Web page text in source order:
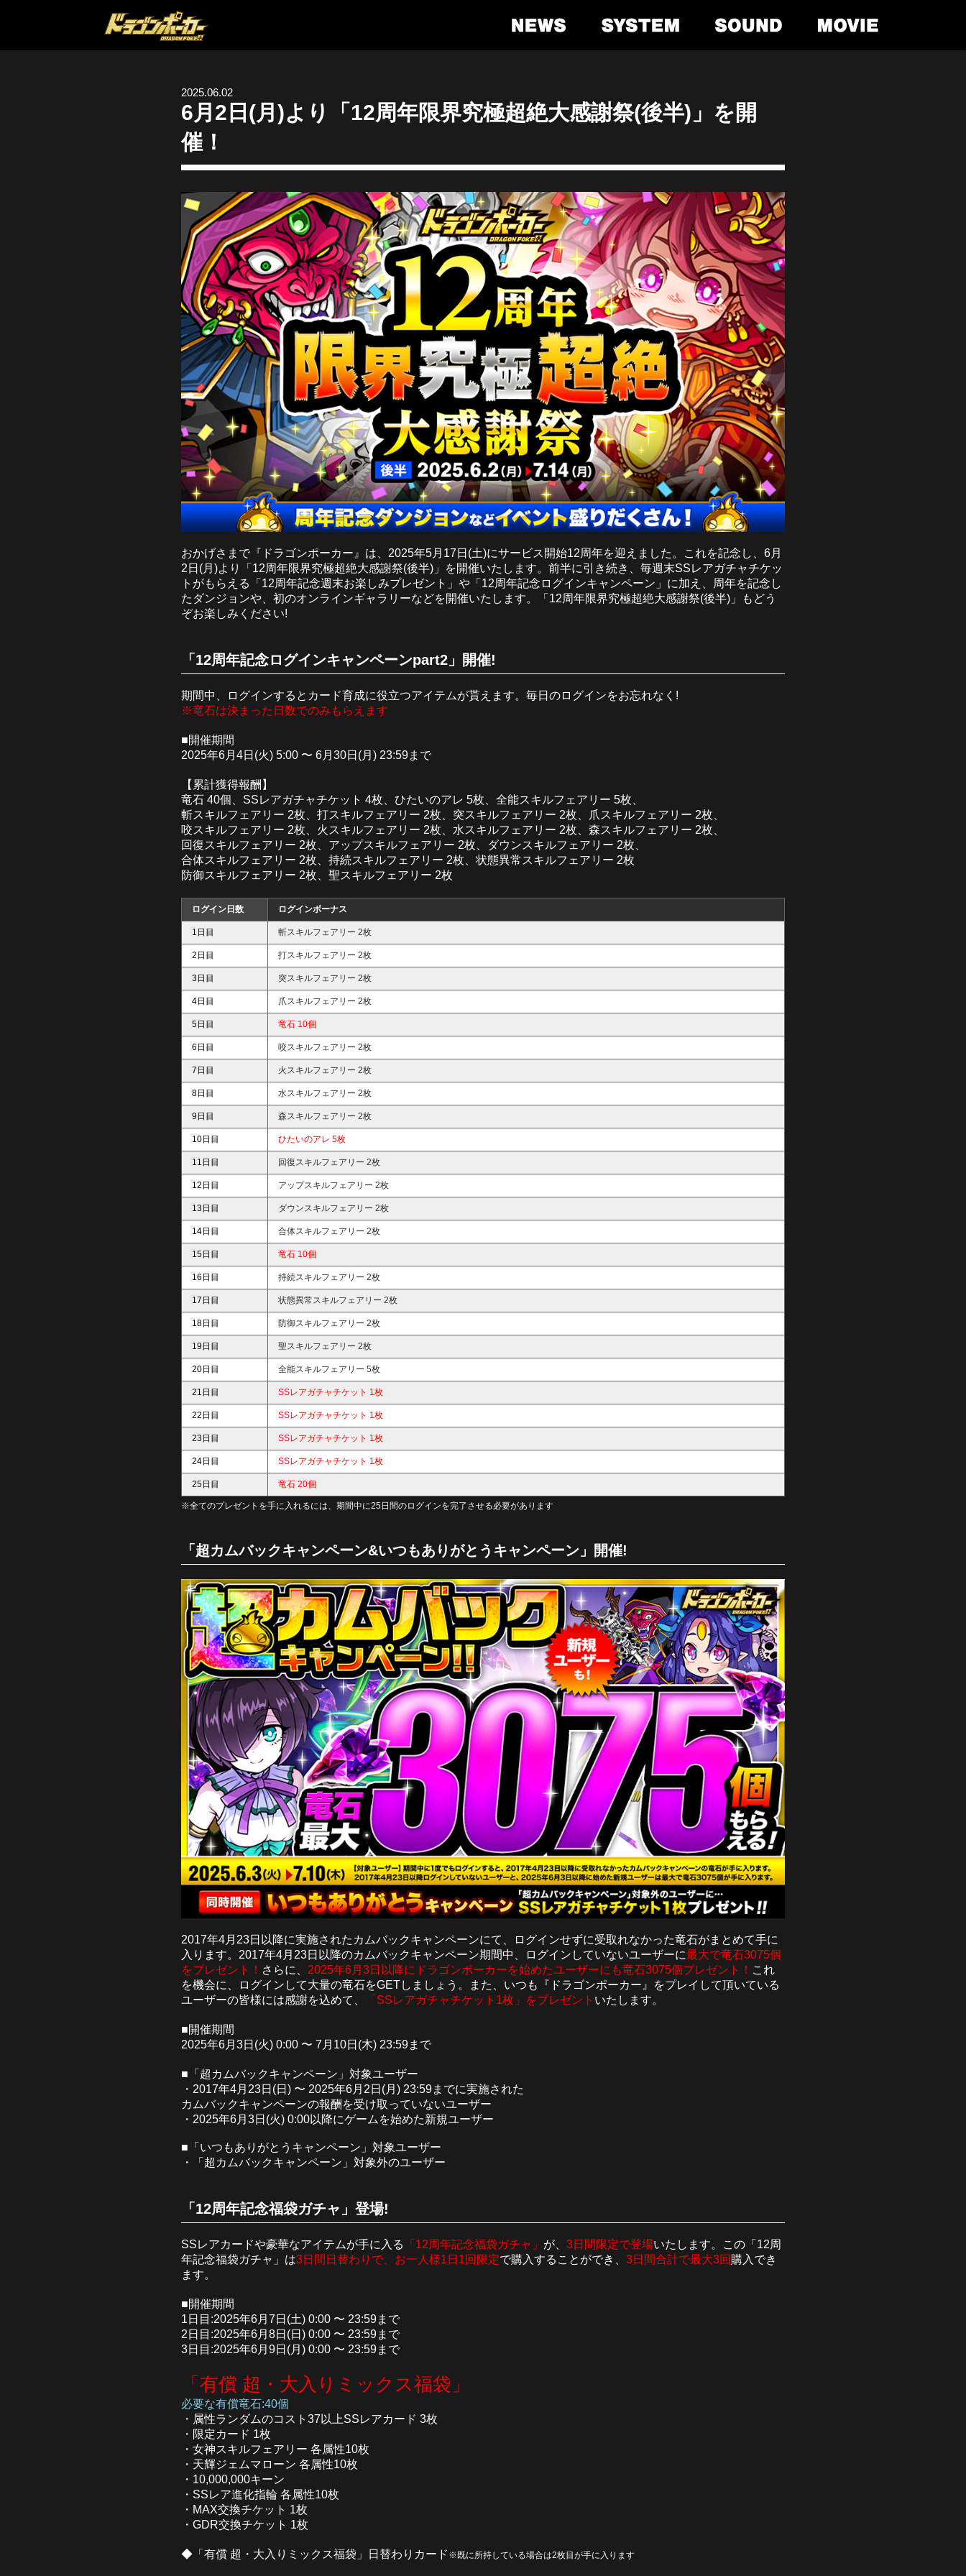
2025.06.02
6月2日(月)より「12周年限界究極超絶大感謝祭(後半)」を開
催！
おかげさまで『ドラゴンポーカー』は、2025年5月17日(土)にサービス開始12周年を迎えました。これを記念し、6月
2日(月)より「12周年限界究極超絶大感謝祭(後半)」を開催いたします。前半に引き続き、毎週末SSレアガチャチケッ
トがもらえる「12周年記念週末お楽しみプレゼント」や「12周年記念ログインキャンペーン」に加え、周年を記念し
たダンジョンや、初のオンラインギャラリーなどを開催いたします。「12周年限界究極超絶大感謝祭(後半)」もどう
ぞお楽しみください!
「12周年記念ログインキャンペーンpart2」開催!
期間中、ログインするとカード育成に役立つアイテムが貰えます。毎日のログインをお忘れなく!
※竜石は決まった日数でのみもらえます
■開催期間
2025年6月4日(火) 5:00 〜 6月30日(月) 23:59まで
【累計獲得報酬】
竜石 40個、SSレアガチャチケット 4枚、ひたいのアレ 5枚、全能スキルフェアリー 5枚、
斬スキルフェアリー 2枚、打スキルフェアリー 2枚、突スキルフェアリー 2枚、爪スキルフェアリー 2枚、
咬スキルフェアリー 2枚、火スキルフェアリー 2枚、水スキルフェアリー 2枚、森スキルフェアリー 2枚、
回復スキルフェアリー 2枚、アップスキルフェアリー 2枚、ダウンスキルフェアリー 2枚、
合体スキルフェアリー 2枚、持続スキルフェアリー 2枚、状態異常スキルフェアリー 2枚
防御スキルフェアリー 2枚、聖スキルフェアリー 2枚
ログイン日数 ログインボーナス
1日目 斬スキルフェアリー 2枚
2日目 打スキルフェアリー 2枚
3日目 突スキルフェアリー 2枚
4日目 爪スキルフェアリー 2枚
5日目 竜石 10個
6日目 咬スキルフェアリー 2枚
7日目 火スキルフェアリー 2枚
8日目 水スキルフェアリー 2枚
9日目 森スキルフェアリー 2枚
10日目 ひたいのアレ 5枚
11日目 回復スキルフェアリー 2枚
12日目 アップスキルフェアリー 2枚
13日目 ダウンスキルフェアリー 2枚
14日目 合体スキルフェアリー 2枚
15日目 竜石 10個
16日目 持続スキルフェアリー 2枚
17日目 状態異常スキルフェアリー 2枚
18日目 防御スキルフェアリー 2枚
19日目 聖スキルフェアリー 2枚
20日目 全能スキルフェアリー 5枚
21日目 SSレアガチャチケット 1枚
22日目 SSレアガチャチケット 1枚
23日目 SSレアガチャチケット 1枚
24日目 SSレアガチャチケット 1枚
25日目 竜石 20個
※全てのプレゼントを手に入れるには、期間中に25日間のログインを完了させる必要があります
「超カムバックキャンペーン&いつもありがとうキャンペーン」開催!
2017年4月23日以降に実施されたカムバックキャンペーンにて、ログインせずに受取れなかった竜石がまとめて手に
入ります。2017年4月23日以降のカムバックキャンペーン期間中、ログインしていないユーザーに最大で竜石3075個
をプレゼント！ さらに、 2025年6月3日以降にドラゴンポーカーを始めたユーザーにも竜石3075個プレゼント！ これ
を機会に、ログインして大量の竜石をGETしましょう。また、いつも『ドラゴンポーカー』をプレイして頂いている
ユーザーの皆様には感謝を込めて、
「SSレアガチャチケット1枚」をプレゼント いたします。
■開催期間
2025年6月3日(火) 0:00 〜 7月10日(木) 23:59まで
■「超カムバックキャンペーン」対象ユーザー
・2017年4月23日(日) 〜 2025年6月2日(月) 23:59までに実施された
カムバックキャンペーンの報酬を受け取っていないユーザー
・2025年6月3日(火) 0:00以降にゲームを始めた新規ユーザー
■「いつもありがとうキャンペーン」対象ユーザー
・「超カムバックキャンペーン」対象外のユーザー
「12周年記念福袋ガチャ」登場!
SSレアカードや豪華なアイテムが手に入る 「12周年記念福袋ガチャ」 が、 3日間限定で登場いたします。この「12周
年記念福袋ガチャ」は3日間日替わりで、お一人様1日1回限定で購入することができ、 3日間合計で最大3回 購入でき
ます。
■開催期間
1日目:2025年6月7日(土) 0:00 〜 23:59まで
2日目:2025年6月8日(日) 0:00 〜 23:59まで
3日目:2025年6月9日(月) 0:00 〜 23:59まで
「有償 超・大入りミックス福袋」
必要な有償竜石:40個
・属性ランダムのコスト37以上SSレアカード 3枚
・限定カード 1枚
・女神スキルフェアリー 各属性10枚
・天輝ジェムマローン 各属性10枚
・10,000,000キーン
・SSレア進化指輪 各属性10枚
・MAX交換チケット 1枚
・GDR交換チケット 1枚
◆「有償 超・大入りミックス福袋」日替わりカード ※既に所持している場合は2枚目が手に入ります